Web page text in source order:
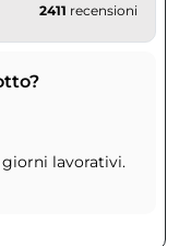
2411 recensioni
lavorativi.